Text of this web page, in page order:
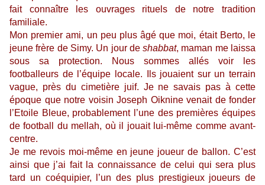
fait connaître les ouvrages rituels de notre tradition
familiale.
Mon premier ami, un peu plus âgé que moi, était Berto, le
jeune frère de Simy. Un jour deshabbat, maman me laissa
sous sa protection. Nous sommes allés voir les
footballeurs de l’équipe locale. Ils jouaient sur un terrain
vague, près du cimetière juif. Je ne savais pas à cette
époque que notre voisin Joseph Oiknine venait de fonder
l’Etoile Bleue, probablement l’une des premières équipes
de football du mellah, où il jouait lui-même comme avant-
centre.
Je me revois moi-même en jeune joueur de ballon. C’est
ainsi que j’ai fait la connaissance de celui qui sera plus
tard un coéquipier, l’un des plus prestigieux joueurs de